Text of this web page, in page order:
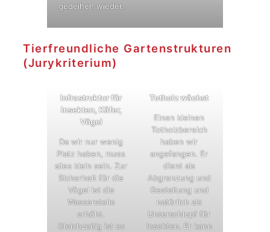
gedeihen wieder.
Tierfreundliche Gartenstrukturen
(Jurykriterium)
Infrastruktur für
Insekten, Käfer,
Vögel
Da wir nur wenig
Platz haben, muss
alles klein sein. Zur
Sicherheit für die
Vögel ist die
Wasserstelle
erhöht.
Gleichzeitig ist es
Totholz wächst
Einen kleinen
Totholzbereich
haben wir
angefangen. Er
dient als
Abgrenzung und
Gestaltung und
natürlich als
Unterschlupf für
Insekten. Er kann